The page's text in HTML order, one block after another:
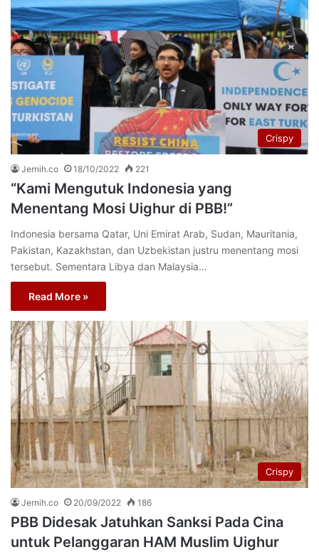
Crispy
Jernih.co 18/10/2022 221
“Kami Mengutuk Indonesia yang
Menentang Mosi Uighur di PBB!”
Indonesia bersama Qatar, Uni Emirat Arab, Sudan, Mauritania,
Pakistan, Kazakhstan, dan Uzbekistan justru menentang mosi
tersebut. Sementara Libya dan Malaysia…
Read More »
Crispy
Jernih.co 20/09/2022 186
PBB Didesak Jatuhkan Sanksi Pada Cina
untuk Pelanggaran HAM Muslim Uighur